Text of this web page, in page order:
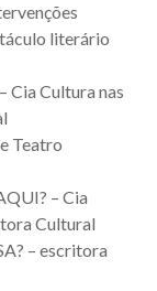
literário
Cia Cultura nas
Teatro
– Cia
Cultural
– escritora